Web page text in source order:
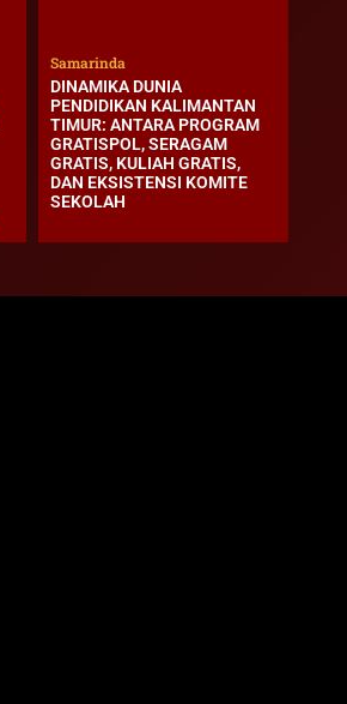
Samarinda
DINAMIKA DUNIA
PENDIDIKAN KALIMANTAN
TIMUR: ANTARA PROGRAM
GRATISPOL, SERAGAM
GRATIS, KULIAH GRATIS,
DAN EKSISTENSI KOMITE
SEKOLAH